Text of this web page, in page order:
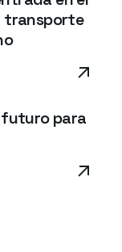
transporte
futuro para